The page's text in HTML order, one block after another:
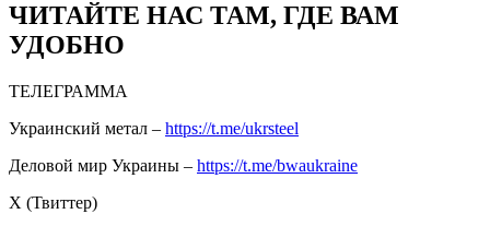
ЧИТАЙТЕ НАС ТАМ, ГДЕ ВАМ
УДОБНО
ТЕЛЕГРАММА
Украинский метал – https://t.me/ukrsteel
Деловой мир Украины – https://t.me/bwaukraine
Х (Твиттер)